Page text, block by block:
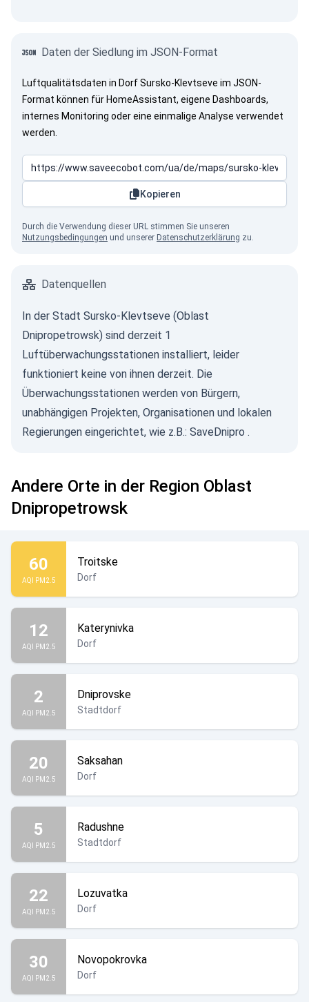
Daten der Siedlung im JSON-Format
Luftqualitätsdaten in Dorf Sursko-Klevtseve im JSON-
Format können für HomeAssistant, eigene Dashboards,
internes Monitoring oder eine einmalige Analyse verwendet
werden.
Kopieren
Durch die Verwendung dieser URL stimmen Sie unseren
Nutzungsbedingungen und unserer Datenschutzerklärung zu.
Datenquellen
In der Stadt Sursko-Klevtseve (Oblast
Dnipropetrowsk) sind derzeit 1
Luftüberwachungsstationen installiert, leider
funktioniert keine von ihnen derzeit. Die
Überwachungsstationen werden von Bürgern,
unabhängigen Projekten, Organisationen und lokalen
Regierungen eingerichtet, wie z.B.: SaveDnipro .
Andere Orte in der Region Oblast
Dnipropetrowsk
60
AQI PM2.5
Troitske
Dorf
12
AQI PM2.5
Katerynivka
Dorf
2
AQI PM2.5
Dniprovske
Stadtdorf
20
AQI PM2.5
Saksahan
Dorf
5
AQI PM2.5
Radushne
Stadtdorf
22
AQI PM2.5
Lozuvatka
Dorf
30
AQI PM2.5
Novopokrovka
Dorf